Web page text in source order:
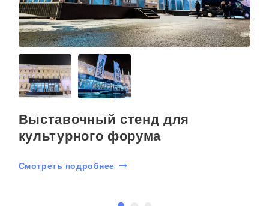
Выставочный стенд для
культурного форума
Смотреть подробнее